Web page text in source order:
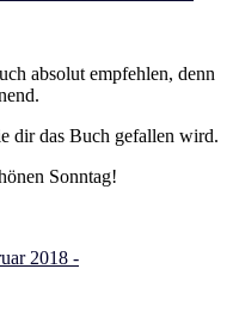
absolut empfehlen, denn
dir das Buch gefallen wird.
Sonntag!
2018 -